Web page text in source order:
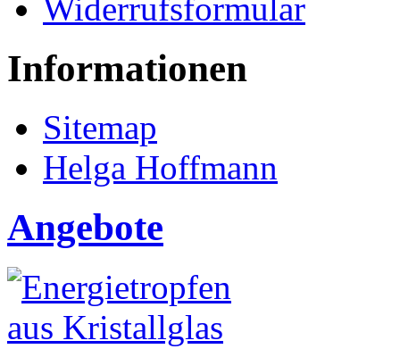
Widerrufsformular
Informationen
Sitemap
Helga Hoffmann
Angebote